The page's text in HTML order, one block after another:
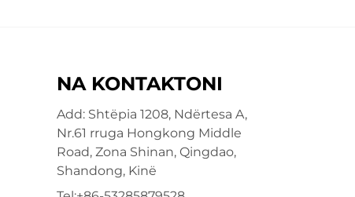
NA KONTAKTONI
Add: Shtëpia 1208, Ndërtesa A,
Nr.61 rruga Hongkong Middle
Road, Zona Shinan, Qingdao,
Shandong, Kinë